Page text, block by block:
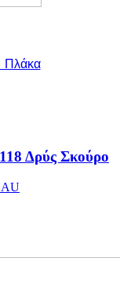
Πλάκα
Δρύς Σκούρο